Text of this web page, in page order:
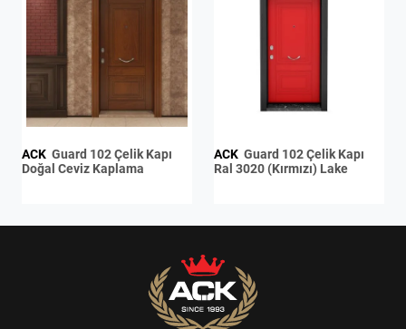
ACK
Doğal Ceviz Kaplama
ACK
Ral 3020 (Kırmızı) Lake